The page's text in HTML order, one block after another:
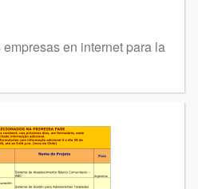
en internet para la